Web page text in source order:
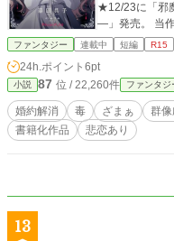
★12/23に「邪
―」発売。 当
よろしくお願
ファンタジー 連載中 短編 R15
24h.ポイント 6pt
小説 87 位 / 22,260件 ファンタジ
婚約解消 毒 ざまぁ 群像
書籍化作品
悲恋あり
13